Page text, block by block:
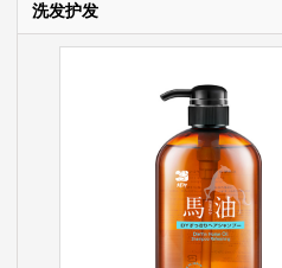
洗发护发